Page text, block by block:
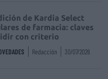
de Kardia Select
de farmacia: claves
con criterio
Redacción 30/07/2026